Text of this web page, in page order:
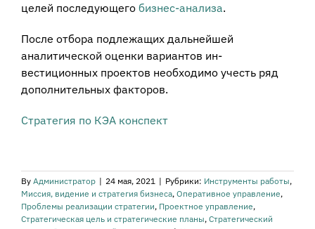
целей последующего бизнес-анализа.
После отбора подлежащих дальнейшей
аналитической оценки вариантов ин­
вестиционных проектов необходимо учесть ряд
дополнительных факторов.
Стратегия по КЭА конспект
By Администратор | 24 мая, 2021 | Рубрики: Инструменты работы,
Миссия, видение и стратегия бизнеса, Оперативное управление,
Проблемы реализации стратегии, Проектное управление,
Стратегическая цель и стратегические планы, Стратегический